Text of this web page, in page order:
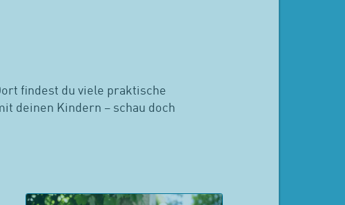
findest du viele praktische
deinen Kindern – schau doch